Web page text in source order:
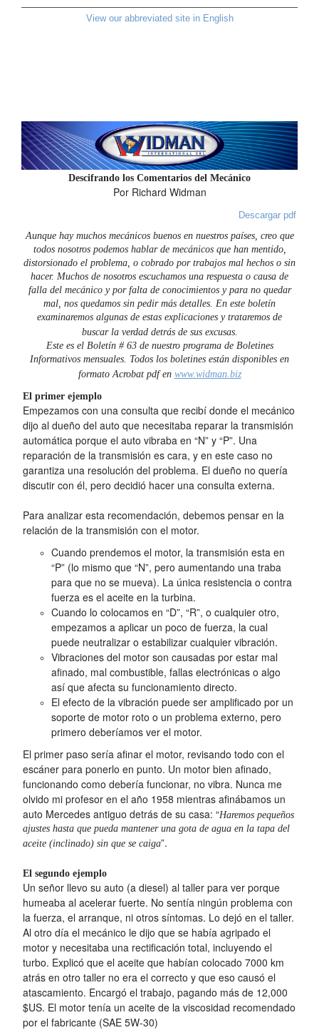
View our abbreviated site in English
Descifrando los Comentarios del Mecánico
Por Richard Widman
Descargar pdf
Aunque hay muchos mecánicos buenos en nuestros países, creo que
todos nosotros podemos hablar de mecánicos que han mentido,
distorsionado el problema, o cobrado por trabajos mal hechos o sin
hacer. Muchos de nosotros escuchamos una respuesta o causa de
falla del mecánico y por falta de conocimientos y para no quedar
mal, nos quedamos sin pedir más detalles. En este boletín
examinaremos algunas de estas explicaciones y trataremos de
buscar la verdad detrás de sus excusas.
Este es el Boletín # 63 de nuestro programa de Boletines
Informativos mensuales. Todos los boletines están disponibles en
formato Acrobat pdf en www.widman.biz
El primer ejemplo
Empezamos con una consulta que recibí donde el mecánico
dijo al dueño del auto que necesitaba reparar la transmisión
automática porque el auto vibraba en “N” y “P”. Una
reparación de la transmisión es cara, y en este caso no
garantiza una resolución del problema. El dueño no quería
discutir con él, pero decidió hacer una consulta externa.
Para analizar esta recomendación, debemos pensar en la
relación de la transmisión con el motor.
Cuando prendemos el motor, la transmisión esta en
“P” (lo mismo que “N”, pero aumentando una traba
para que no se mueva). La única resistencia o contra
fuerza es el aceite en la turbina.
Cuando lo colocamos en “D”, “R”, o cualquier otro,
empezamos a aplicar un poco de fuerza, la cual
puede neutralizar o estabilizar cualquier vibración.
Vibraciones del motor son causadas por estar mal
afinado, mal combustible, fallas electrónicas o algo
así que afecta su funcionamiento directo.
El efecto de la vibración puede ser amplificado por un
soporte de motor roto o un problema externo, pero
primero deberíamos ver el motor.
El primer paso sería afinar el motor, revisando todo con el
escáner para ponerlo en punto. Un motor bien afinado,
funcionando como debería funcionar, no vibra. Nunca me
olvido mi profesor en el año 1958 mientras afinábamos un
auto Mercedes antiguo detrás de su casa: “Haremos pequeños
ajustes hasta que pueda mantener una gota de agua en la tapa del
aceite (inclinado) sin que se caiga”.
El segundo ejemplo
Un señor llevo su auto (a diesel) al taller para ver porque
humeaba al acelerar fuerte. No sentía ningún problema con
la fuerza, el arranque, ni otros síntomas. Lo dejó en el taller.
Al otro día el mecánico le dijo que se había agripado el
motor y necesitaba una rectificación total, incluyendo el
turbo. Explicó que el aceite que habían colocado 7000 km
atrás en otro taller no era el correcto y que eso causó el
atascamiento. Encargó el trabajo, pagando más de 12,000
$US. El motor tenía un aceite de la viscosidad recomendado
por el fabricante (SAE 5W-30)